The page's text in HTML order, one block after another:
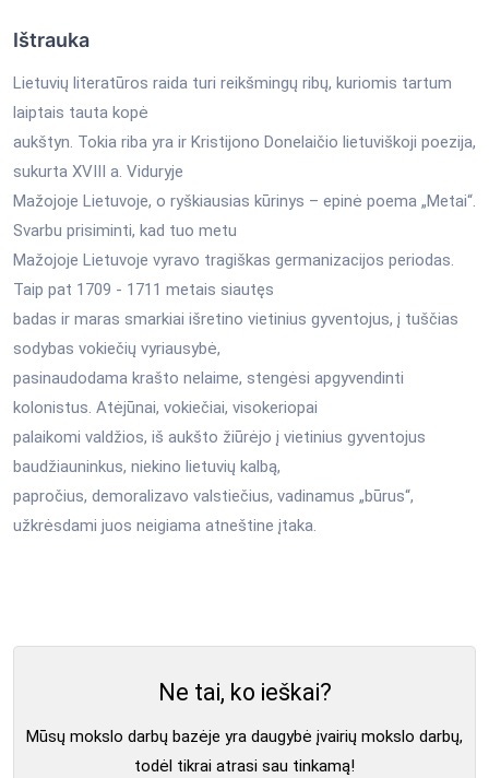
Ištrauka
Lietuvių literatūros raida turi reikšmingų ribų, kuriomis tartum
laiptais tauta kopė
aukštyn. Tokia riba yra ir Kristijono Donelaičio lietuviškoji poezija,
sukurta XVIII a. Viduryje
Mažojoje Lietuvoje, o ryškiausias kūrinys – epinė poema „Metai“.
Svarbu prisiminti, kad tuo metu
Mažojoje Lietuvoje vyravo tragiškas germanizacijos periodas.
Taip pat 1709 - 1711 metais siautęs
badas ir maras smarkiai išretino vietinius gyventojus, į tuščias
sodybas vokiečių vyriausybė,
pasinaudodama krašto nelaime, stengėsi apgyvendinti
kolonistus. Atėjūnai, vokiečiai, visokeriopai
palaikomi valdžios, iš aukšto žiūrėjo į vietinius gyventojus
baudžiauninkus, niekino lietuvių kalbą,
papročius, demoralizavo valstiečius, vadinamus „būrus“,
užkrėsdami juos neigiama atneštine įtaka.
Ne tai, ko ieškai?
Mūsų mokslo darbų bazėje yra daugybė įvairių mokslo darbų,
todėl tikrai atrasi sau tinkamą!